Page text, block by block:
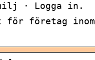
· Logga in.
för företag inom